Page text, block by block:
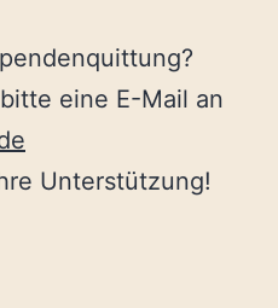
eine E-Mail an
Unterstützung!